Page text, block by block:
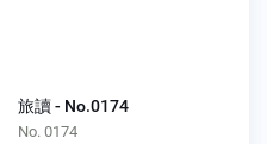
旅讀 - No.0174
No. 0174